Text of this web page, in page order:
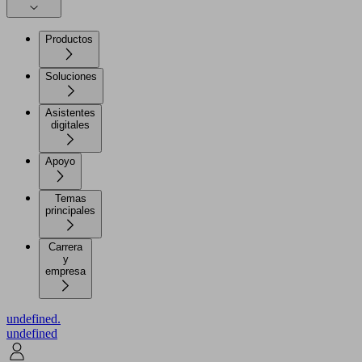
Productos
Soluciones
Asistentes
Apoyo
Temas
principales
Carrera
y
empresa
undefined.
undefined